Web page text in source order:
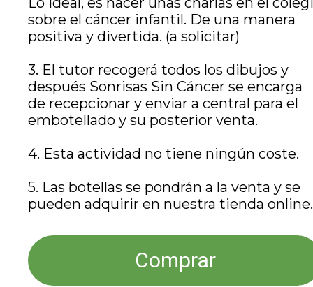
sobre el cáncer infantil. De una manera
positiva y divertida. (a solicitar)
3. El tutor recogerá todos los dibujos y
después Sonrisas Sin Cáncer se encarga
de recepcionar y enviar a central para el
embotellado y su posterior venta.
4. Esta actividad no tiene ningún coste.
5. Las botellas se pondrán a la venta y se
pueden adquirir en nuestra tienda online.
Comprar